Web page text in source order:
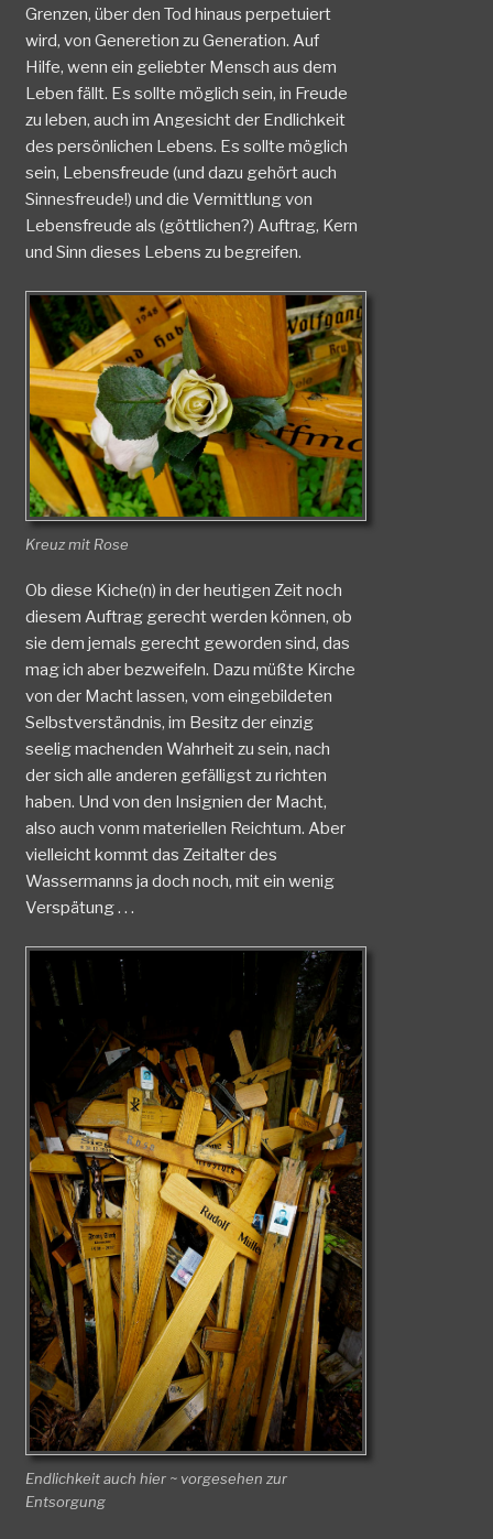
Grenzen, über den Tod hinaus perpetuiert
wird, von Generetion zu Generation. Auf
Hilfe, wenn ein geliebter Mensch aus dem
Leben fällt. Es sollte möglich sein, in Freude
zu leben, auch im Angesicht der Endlichkeit
des persönlichen Lebens. Es sollte möglich
sein, Lebensfreude (und dazu gehört auch
Sinnesfreude!) und die Vermittlung von
Lebensfreude als (göttlichen?) Auftrag, Kern
und Sinn dieses Lebens zu begreifen.
Kreuz mit Rose
Ob diese Kiche(n) in der heutigen Zeit noch
diesem Auftrag gerecht werden können, ob
sie dem jemals gerecht geworden sind, das
mag ich aber bezweifeln. Dazu müßte Kirche
von der Macht lassen, vom eingebildeten
Selbstverständnis, im Besitz der einzig
seelig machenden Wahrheit zu sein, nach
der sich alle anderen gefälligst zu richten
haben. Und von den Insignien der Macht,
also auch vonm materiellen Reichtum. Aber
vielleicht kommt das Zeitalter des
Wassermanns ja doch noch, mit ein wenig
Verspätung . . .
Endlichkeit auch hier ~ vorgesehen zur
Entsorgung